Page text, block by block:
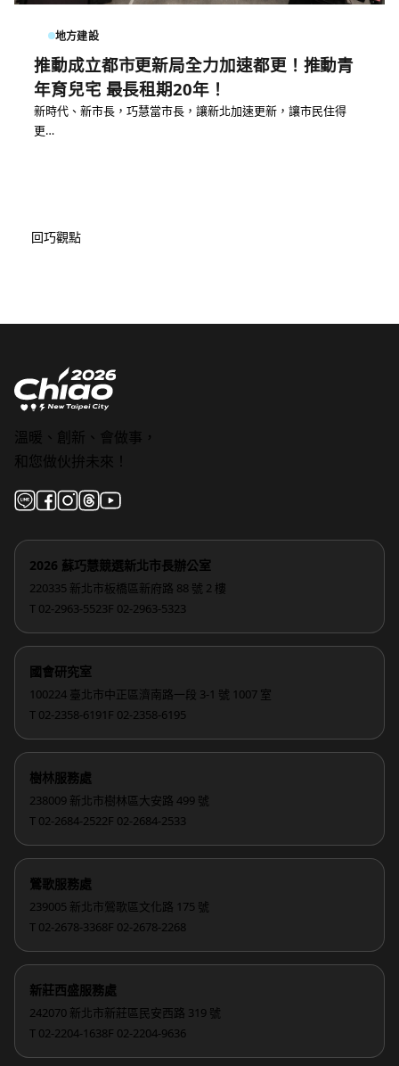
地方建設
推動成立都市更新局全力加速都更！推動青
年育兒宅 最長租期20年！
新時代、新市長，巧慧當市長，讓新北加速更新，讓市民住得
更…
回巧觀點
溫暖、創新、會做事，
和您做伙拚未來！
2026 蘇巧慧競選新北市長辦公室
220335 新北市板橋區新府路 88 號 2 樓
T 02-2963-5523F 02-2963-5323
國會研究室
100224 臺北市中正區濟南路一段 3-1 號 1007 室
T 02-2358-6191 F 02-2358-6195
樹林服務處
238009 新北市樹林區大安路 499 號
T 02-2684-2522F 02-2684-2533
鶯歌服務處
239005 新北市鶯歌區文化路 175 號
T 02-2678-3368F 02-2678-2268
新莊西盛服務處
242070 新北市新莊區民安西路 319 號
T 02-2204-1638F 02-2204-9636